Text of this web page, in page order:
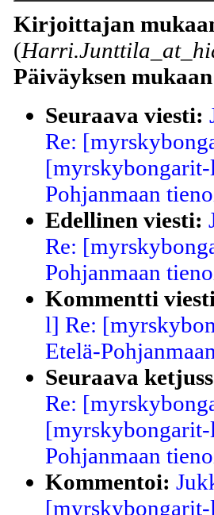
Kirjoittajan
(
Päiväyksen
Seuraava viesti:
Re:
Pohjanmaan
Edellinen viesti:
Re:
Pohjanmaan
Kommentti
l] Re:
Etelä-
Seuraava
Re:
Pohjanmaan
Kommentoi: